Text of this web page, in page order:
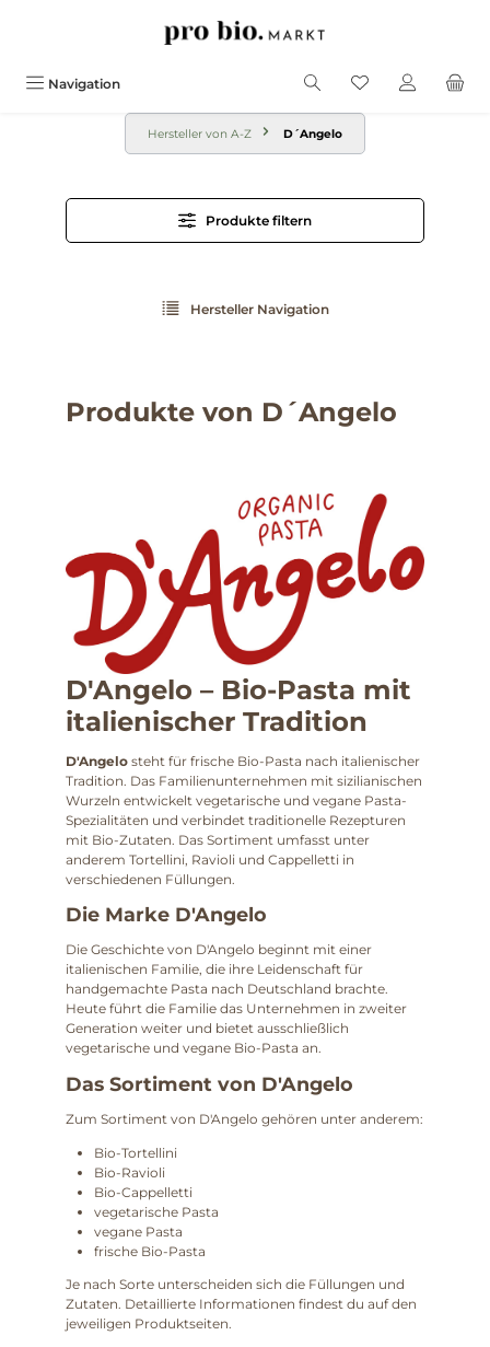
Navigation
Hersteller von A-Z D´Angelo
Produkte filtern
Hersteller Navigation
Produkte von D´Angelo
D'Angelo – Bio-Pasta mit
italienischer Tradition
D'Angelo steht für frische Bio-Pasta nach italienischer
Tradition. Das Familienunternehmen mit sizilianischen
Wurzeln entwickelt vegetarische und vegane Pasta-
Spezialitäten und verbindet traditionelle Rezepturen
mit Bio-Zutaten. Das Sortiment umfasst unter
anderem Tortellini, Ravioli und Cappelletti in
verschiedenen Füllungen.
Die Marke D'Angelo
Die Geschichte von D'Angelo beginnt mit einer
italienischen Familie, die ihre Leidenschaft für
handgemachte Pasta nach Deutschland brachte.
Heute führt die Familie das Unternehmen in zweiter
Generation weiter und bietet ausschließlich
vegetarische und vegane Bio-Pasta an.
Das Sortiment von D'Angelo
Zum Sortiment von D'Angelo gehören unter anderem:
Bio-Tortellini
Bio-Ravioli
Bio-Cappelletti
vegetarische Pasta
vegane Pasta
frische Bio-Pasta
Je nach Sorte unterscheiden sich die Füllungen und
Zutaten. Detaillierte Informationen findest du auf den
jeweiligen Produktseiten.